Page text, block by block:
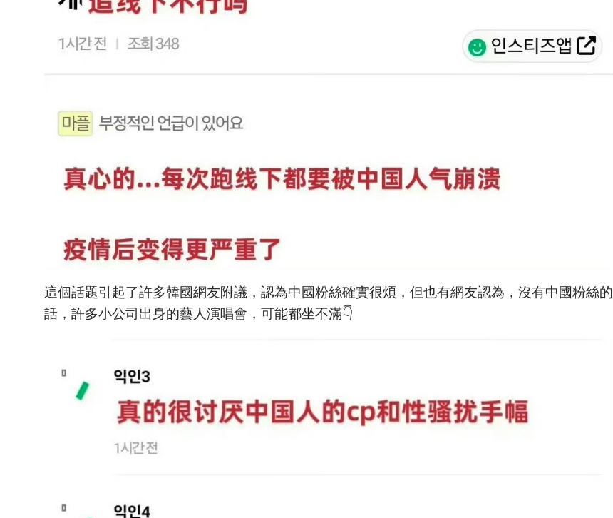
這個話題引起了許多韓國網友附議，認為中國粉絲確實很煩，但也有網友認為，沒有中國粉絲的
話，許多小公司出身的藝人演唱會，可能都坐不滿👇